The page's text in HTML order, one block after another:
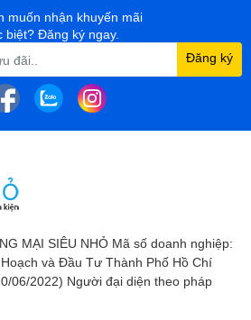
muốn nhận khuyến mãi
biệt? Đăng ký ngay.
Đăng ký
MẠI SIÊU NHỎ Mã số doanh nghiệp:
và Đầu Tư Thành Phố Hồ Chí
06/2022) Người đại diện theo pháp